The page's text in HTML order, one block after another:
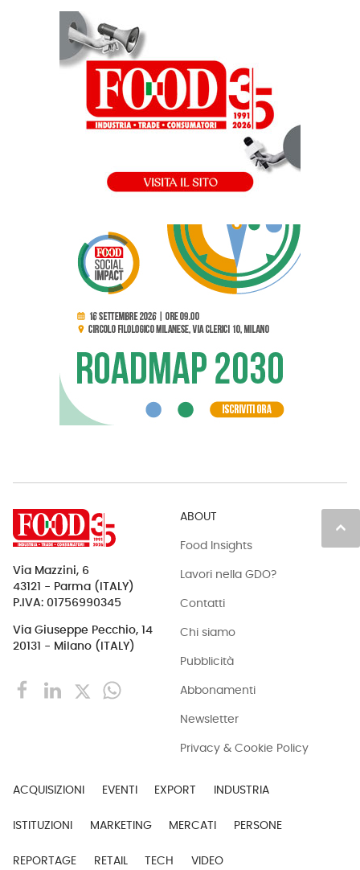
keyboard_arrow_up
Via Mazzini, 6
43121 - Parma (ITALY)
P.IVA: 01756990345
Via Giuseppe Pecchio, 14
20131 - Milano (ITALY)
ABOUT
Food Insights
Lavori nella GDO?
Contatti
Chi siamo
Pubblicità
Abbonamenti
Newsletter
Privacy & Cookie Policy
ACQUISIZIONI EVENTI EXPORT INDUSTRIA
ISTITUZIONI MARKETING MERCATI PERSONE
REPORTAGE RETAIL TECH VIDEO